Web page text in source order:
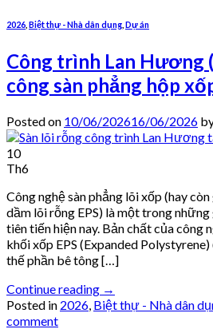
2026 Biệt thự - Nhà dân dụng Dự án
Công trình Lan Hương
công sàn phẳng hộp
Posted on 10/06/202616/06/2026
10
Th6
Công nghệ sàn phẳng lõi xốp (hay
dầm lõi rỗng EPS) là một trong
tiên tiến hiện nay. Bản chất của công
khối xốp EPS (Expanded
thế phần bê tông […]
Continue reading →
Posted in 2026 Biệt thự - Nhà dân
comment